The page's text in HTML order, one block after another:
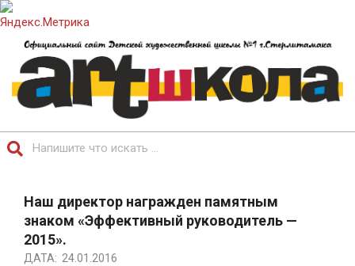
к
содержимому
ОФИЦИАЛЬНЫЙ
САЙТ
ДЕТСКОЙ
ХУДОЖЕСТВЕННОЙ
ШКОЛЫ.
навигационное
Наш директор награжден памятным
знаком «Эффективный руководитель —
2015».
ДАТА: 24.01.2016